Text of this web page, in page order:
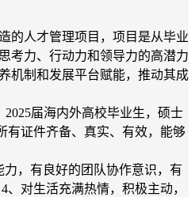
的人才管理项目，项目是从毕业
考力、行动力和领导力的高潜力
机制和发展平台赋能，推动其成
2025届海内外高校毕业生，硕士
有证件齐备、真实、有效，能够
，有良好的团队协作意识，有
对生活充满热情，积极主动，